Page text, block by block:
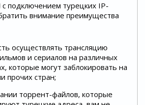
подключением турецких IP-
внимание преимущества
осуществлять трансляцию
и сериалов на различных
которые могут заблокировать на
прочих стран;
торрент-файлов, которые